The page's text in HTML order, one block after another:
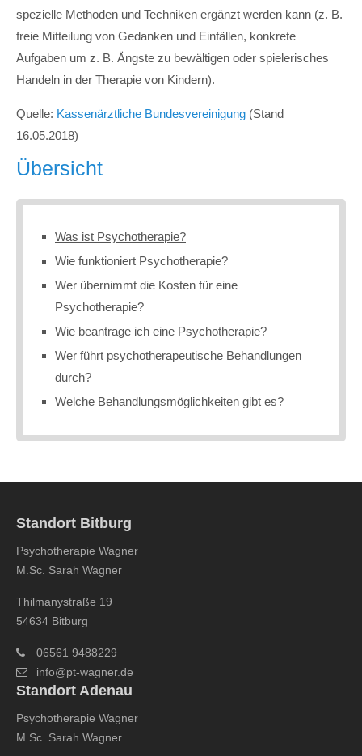
spezielle Methoden und Techniken ergänzt werden kann (z. B.
freie Mitteilung von Gedanken und Einfällen, konkrete
Aufgaben um z. B. Ängste zu bewältigen oder spielerisches
Handeln in der Therapie von Kindern).
Quelle: Kassenärztliche Bundesvereinigung (Stand
16.05.2018)
Übersicht
Was ist Psychotherapie?
Wie funktioniert Psychotherapie?
Wer übernimmt die Kosten für eine
Psychotherapie?
Wie beantrage ich eine Psychotherapie?
Wer führt psychotherapeutische Behandlungen
durch?
Welche Behandlungsmöglichkeiten gibt es?
Standort Bitburg
Psychotherapie Wagner
M.Sc. Sarah Wagner
Thilmanystraße 19
54634 Bitburg
06561 9488229
info@pt-wagner.de
Standort Adenau
Psychotherapie Wagner
M.Sc. Sarah Wagner